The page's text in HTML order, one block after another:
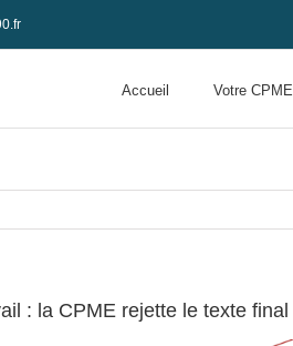
Accueil Votre CPME
: la CPME rejette le texte final